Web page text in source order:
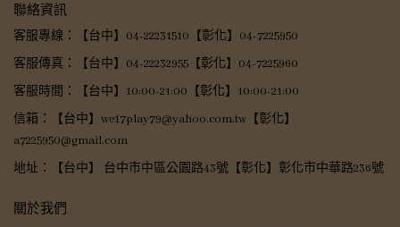
聯絡資訊
客服專線：【台中】04-22231510【彰化】04-7225950
客服傳真：【台中】04-22232955【彰化】04-7225960
客服時間：【台中】10:00-21:00【彰化】10:00-21:00
信箱：【台中】we17play79@yahoo.com.tw【彰化】
a7225950@gmail.com
地址：【台中】 台中市中區公園路43號【彰化】彰化市中華路236號
關於我們